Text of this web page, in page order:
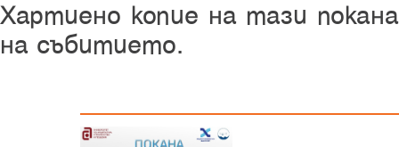
Хартиено копие на тази
на събитието.